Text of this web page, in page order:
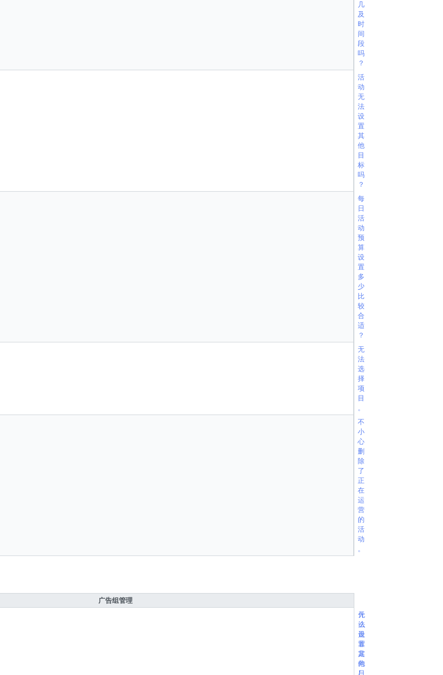
几
及
时
间
段
吗
？
活
动
无
法
设
置
其
他
目
标
吗
？
每
日
活
动
预
算
设
置
多
少
比
较
合
适
？
无
法
选
择
项
目
。
不
小
心
删
除
了
正
在
运
营
的
活
动
。
广告组管理
什
么
是
非
定
向
/
无
法
设
置
其
他
目